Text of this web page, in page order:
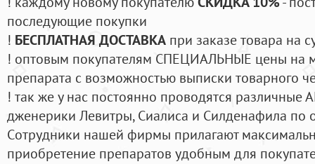
последующие покупки
! БЕСПЛАТНАЯ ДОСТАВКА при заказе товара на
! оптовым покупателям СПЕЦИАЛЬНЫЕ цены на
препарата с возможностью выписки товарного
! так же у нас постоянно проводятся
дженерики Левитры, Сиалиса и Силденафила по
Cотрудники нашей фирмы прилагают
приобретение препаратов удобным для